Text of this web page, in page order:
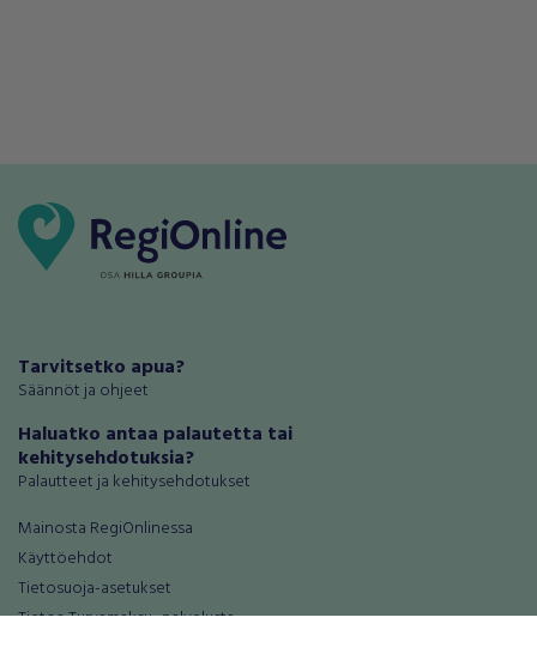
Tarvitsetko apua?
Säännöt ja ohjeet
Haluatko antaa palautetta tai
kehitysehdotuksia?
Palautteet ja kehitysehdotukset
Mainosta RegiOnlinessa
Käyttöehdot
Tietosuoja-asetukset
Tietoa Turvamaksu -palvelusta